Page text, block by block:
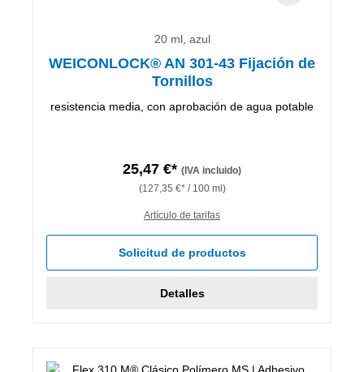
20 ml, azul
WEICONLOCK® AN 301-43 Fijación de
Tornillos
resistencia media, con aprobación de agua potable
25,47 €* (IVA incluido)
(127,35 €* / 100 ml)
Artículo de tarifas
Solicitud de productos
Detalles